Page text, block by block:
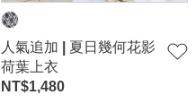
人氣追加 | 夏日幾何花影
荷葉上衣
NT$1,480